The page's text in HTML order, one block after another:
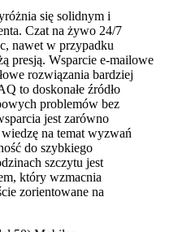
się solidnym i
Czat na żywo 24/7
nawet w przypadku
presją. Wsparcie e-mailowe
rozwiązania bardziej
to doskonałe źródło
problemów bez
jest zarówno
na temat wyzwań
do szybkiego
szczytu jest
który wzmacnia
zorientowane na